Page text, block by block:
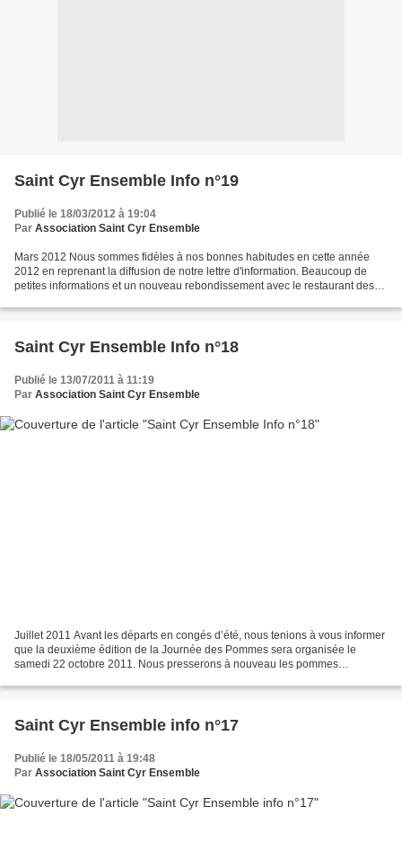
Saint Cyr Ensemble Info n°19
Publié le 18/03/2012 à 19:04
Par Association Saint Cyr Ensemble
Mars 2012 Nous sommes fidèles à nos bonnes habitudes en cette année
2012 en reprenant la diffusion de notre lettre d'information. Beaucoup de
petites informations et un nouveau rebondissement avec le restaurant des
Saint Cyr Ensemble Info n°18
Publié le 13/07/2011 à 11:19
Par Association Saint Cyr Ensemble
Juillet 2011 Avant les départs en congés d’été, nous tenions à vous informer
que la deuxième édition de la Journée des Pommes sera organisée le
samedi 22 octobre 2011. Nous presserons à nouveau les pommes
Saint Cyr Ensemble info n°17
Publié le 18/05/2011 à 19:48
Par Association Saint Cyr Ensemble